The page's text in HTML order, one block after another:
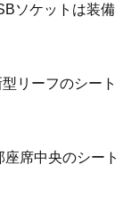
ソケットは装備
リーフのシート
席中央のシート